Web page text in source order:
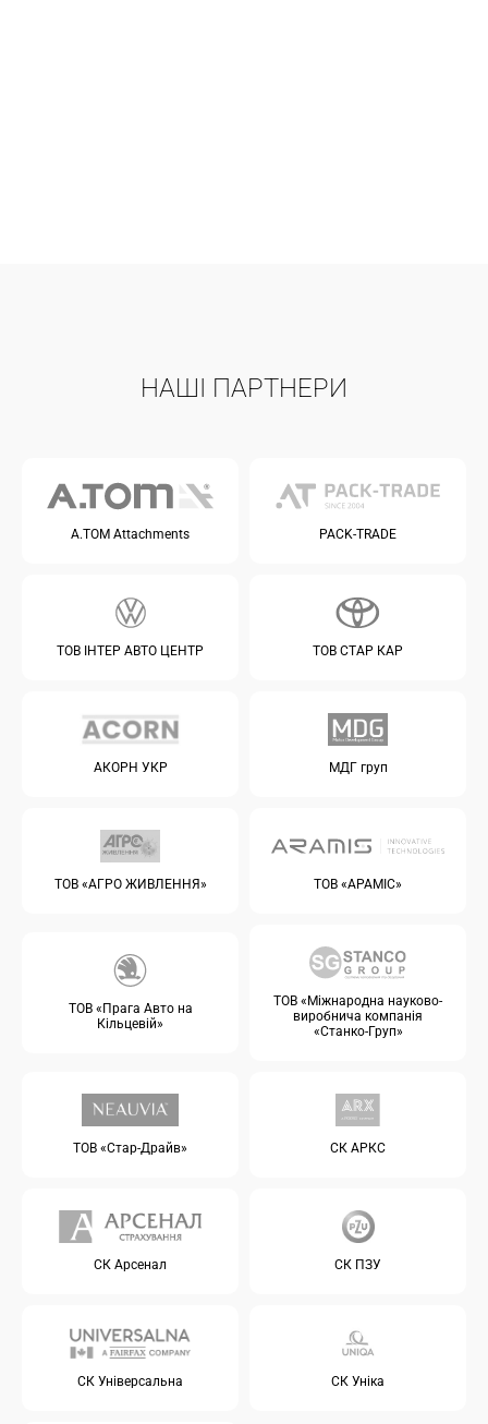
НАШІ ПАРТНЕРИ
A.TOM Attachments PACK-TRADE
ТОВ ІНТЕР АВТО ЦЕНТР ТОВ СТАР КАР
АКОРН УКР МДГ груп
ТОВ «АГРО ЖИВЛЕННЯ» ТОВ «АРАМІС»
ТОВ «Прага Авто на
Кільцевій»
ТОВ «Міжнародна науково-
виробнича компанія
«Станко-Груп»
ТОВ «Стар-Драйв» СК АРКС
СК Арсенал СК ПЗУ
СК Універсальна СК Уніка